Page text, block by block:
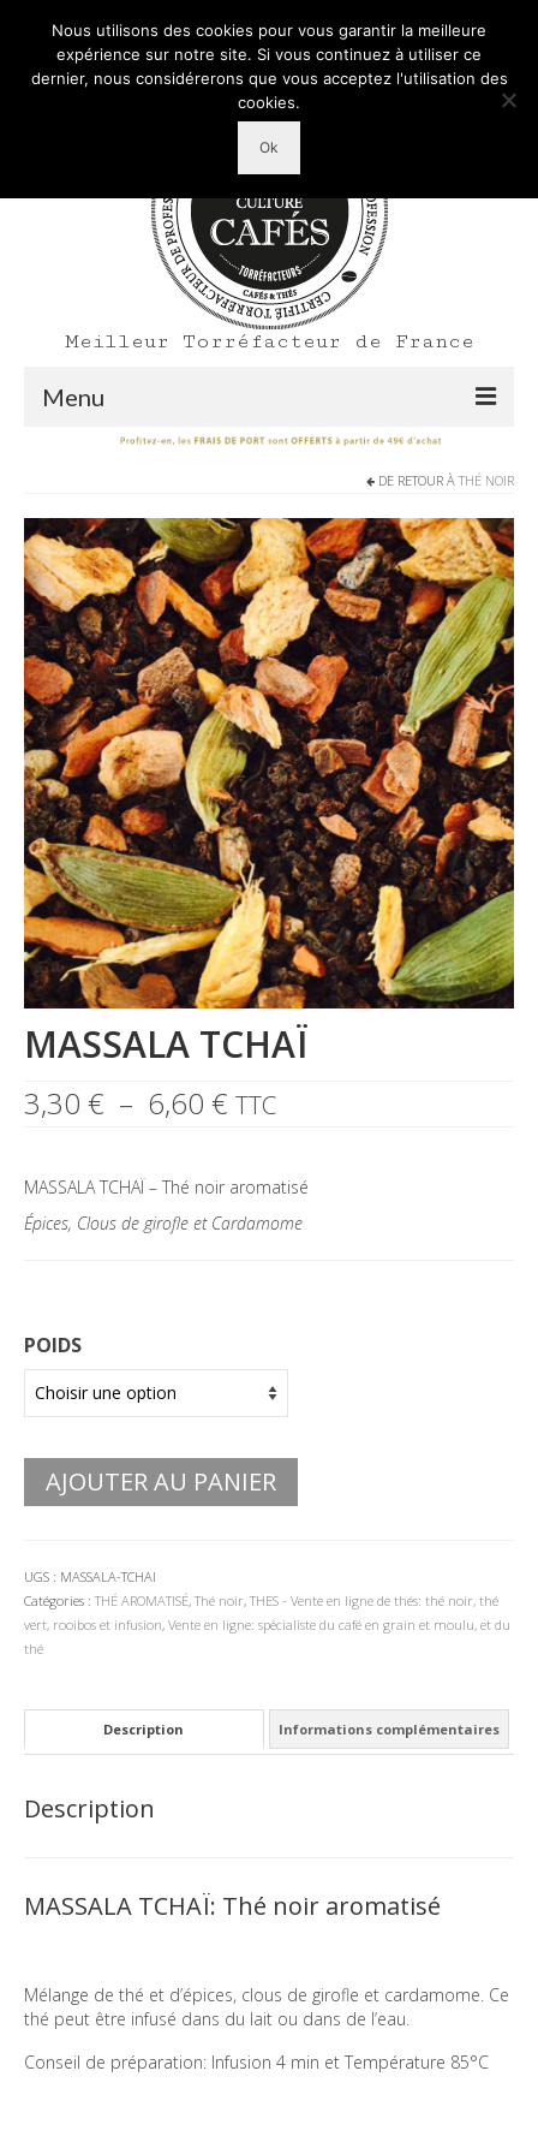
Mon Compte Votre panier d'achats 0,00
Rechercher
Meilleur Torréfacteur de France
Menu
La marque
Où nous trouver
Contact
Professionnels
BUREAUX / PME
HOTELS / RESTAURANTS
CE
Blog
DE RETOUR ÀTHÉ NOIR
MASSALA TCHAÏ
3,30 € – 6,60 € Plage
de
3,30 €
à
6,60 €
TTC
MASSALA TCHAÏ – Thé noir aromatisé
Épices, Clous de girofle et Cardamome
POIDS
AJOUTER AU PANIER
UGS : MASSALA-TCHAI
Catégories : THÉ AROMATISÉ, Thé noir, THES - Vente en ligne de thés: thé noir, thé
vert, rooibos et infusion, Vente en ligne: spécialiste du café en grain et moulu, et du
thé
Description Informations complémentaires
Description
MASSALA TCHAÏ: Thé noir aromatisé
Mélange de thé et d’épices, clous de girofle et cardamome. Ce
thé peut être infusé dans du lait ou dans de l’eau.
Conseil de préparation: Infusion 4 min et Température 85°C
Nous utilisons des cookies pour vous garantir la meilleure
expérience sur notre site. Si vous continuez à utiliser ce
dernier, nous considérerons que vous acceptez l'utilisation des
cookies.
Ok